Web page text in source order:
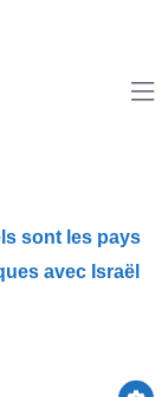
sont les pays
avec Israël